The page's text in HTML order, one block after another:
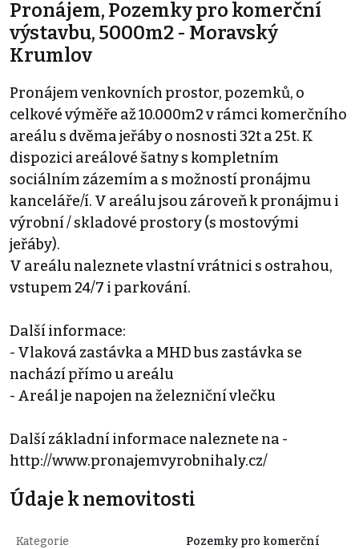
Pronájem, Pozemky pro komerční
výstavbu, 5000m2 - Moravský
Krumlov
Pronájem venkovních prostor, pozemků, o
celkové výměře až 10.000m2 v rámci komerčního
areálu s dvěma jeřáby o nosnosti 32t a 25t. K
dispozici areálové šatny s kompletním
sociálním zázemím a s možností pronájmu
kanceláře/í. V areálu jsou zároveň k pronájmu i
výrobní / skladové prostory (s mostovými
jeřáby).
V areálu naleznete vlastní vrátnici s ostrahou,
vstupem 24/7 i parkování.
Další informace:
- Vlaková zastávka a MHD bus zastávka se
nachází přímo u areálu
- Areál je napojen na železniční vlečku
Další základní informace naleznete na -
http://www.pronajemvyrobnihaly.cz/
Údaje k nemovitosti
Kategorie
Pozemky pro komerční